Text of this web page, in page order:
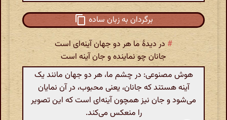
برگردان به زبان ساده
# در دیدهٔ ما هر دو جهان آینه‌ای است
جانان چو نماینده و جان آینه است
هوش مصنوعی: در چشم ما، هر دو جهان مانند یک
آینه هستند که جانان، یعنی محبوب، در آن نمایان
می‌شود و جان نیز همچون آینه‌ای است که این تصویر
را منعکس می‌کند.